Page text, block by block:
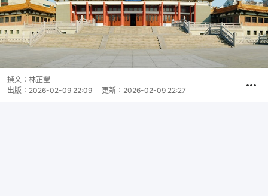
撰文： 林芷瑩
出版： 2026-02-09 22:09 更新： 2026-02-09 22:27